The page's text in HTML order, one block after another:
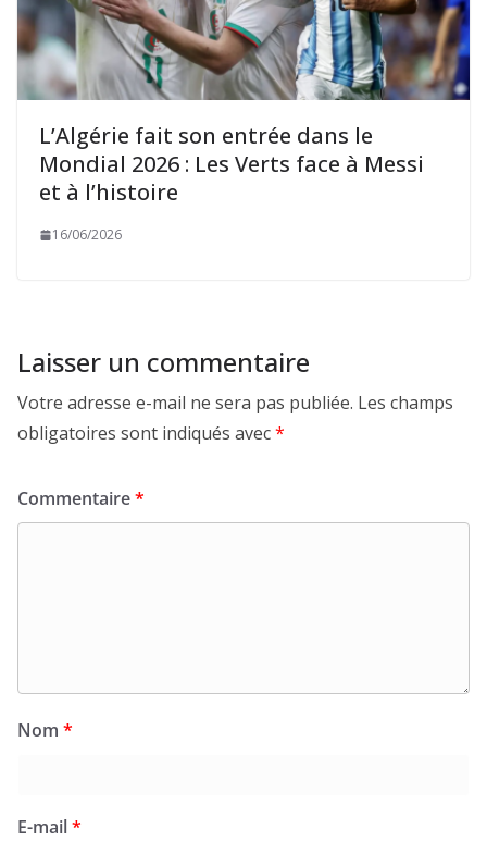
L’Algérie fait son entrée dans le
Mondial 2026 : Les Verts face à Messi
et à l’histoire
16/06/2026
Laisser un commentaire
Votre adresse e-mail ne sera pas publiée. Les champs
obligatoires sont indiqués avec*
Commentaire*
Nom *
E-mail*